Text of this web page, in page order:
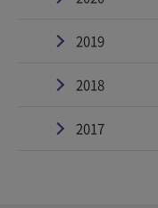
2019
2018
2017